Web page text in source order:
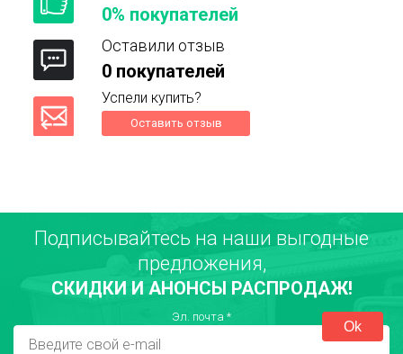
0% покупателей
Оставили отзыв
0 покупателей
Успели купить?
Оставить отзыв
Ваше имя
Подписывайтесь на наши выгодные
предложения,
СКИДКИ И АНОНСЫ РАСПРОДАЖ!
Эл. почта *